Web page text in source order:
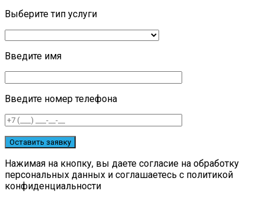
Выберите тип услуги
Введите имя
Введите номер телефона
Нажимая на кнопку, вы даете согласие на обработку
персональных данных и соглашаетесь c политикой
конфиденциальности